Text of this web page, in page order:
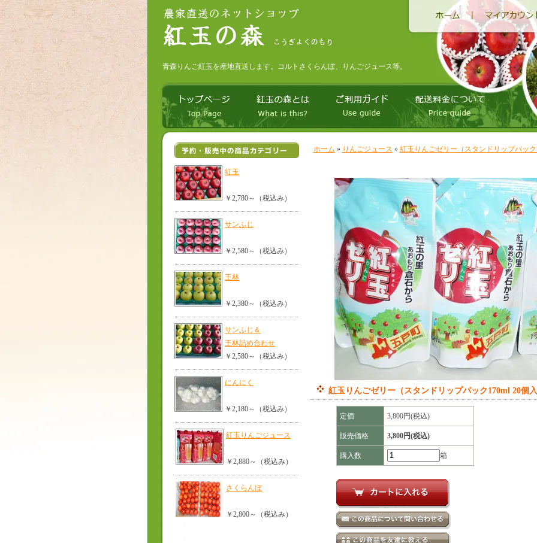
青森りんご紅玉を産地直送します。コルトさくらんぼ、りんごジュース等。
紅玉
￥2,780～（税込み）
サンふじ
￥2,580～（税込み）
王林
￥2,380～（税込み）
サンふじ＆
王林詰め合わせ
￥2,580～（税込み）
にんにく
￥2,180～（税込み）
紅玉りんごジュース
￥2,880～（税込み）
さくらんぼ
￥2,800～（税込み）
ホーム » りんごジュース » 紅玉りんごゼリー（スタンドリップパック
紅玉りんごゼリー（スタンドリップパック170ml 20個
定価 3,800円(税込)
販売価格 3,800円(税込)
購入数 箱